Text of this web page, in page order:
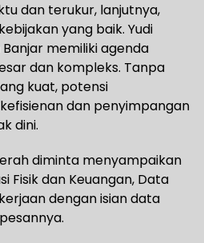
dan terukur, lanjutnya,
yang baik. Yudi
memiliki agenda
dan kompleks. Tanpa
kuat, potensi
dan penyimpangan
dini.
diminta menyampaikan
Fisik dan Keuangan, Data
dengan isian data